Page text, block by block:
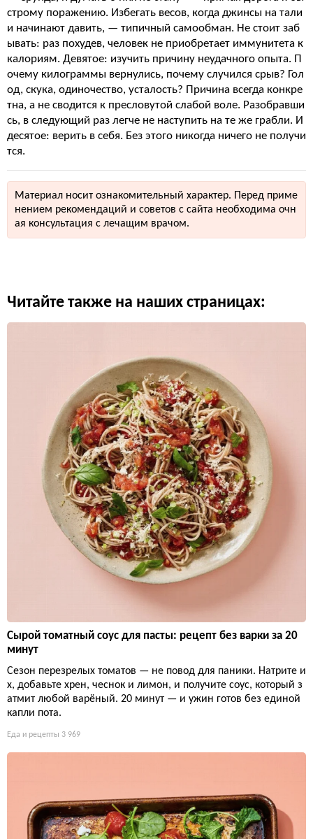
строму поражению. Избегать весов, когда джинсы на тали
и начинают давить, — типичный самообман. Не стоит заб
ывать: раз похудев, человек не приобретает иммунитета к
калориям. Девятое: изучить причину неудачного опыта. П
очему килограммы вернулись, почему случился срыв? Гол
од, скука, одиночество, усталость? Причина всегда конкре
тна, а не сводится к пресловутой слабой воле. Разобравши
сь, в следующий раз легче не наступить на те же грабли. И
десятое: верить в себя. Без этого никогда ничего не получи
тся.
Материал носит ознакомительный характер. Перед приме
нением рекомендаций и советов с сайта необходима очн
ая консультация с лечащим врачом.
Читайте также на наших страницах:
Сырой томатный соус для пасты: рецепт без варки за 20
минут
Сезон перезрелых томатов — не повод для паники. Натрите и
х, добавьте хрен, чеснок и лимон, и получите соус, который з
атмит любой варёный. 20 минут — и ужин готов без единой
капли пота.
Еда и рецепты 3 969